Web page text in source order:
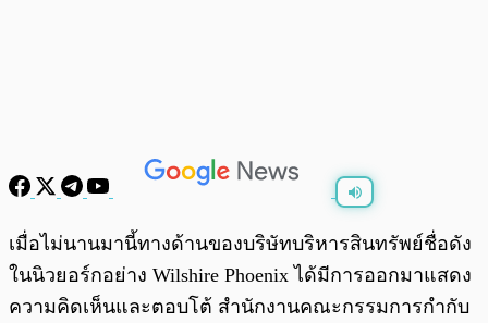
0:00/ 0:00
เมื่อไม่นานมานี้ทางด้านของบริษัทบริหารสินทรัพย์ชื่อดัง
ในนิวยอร์กอย่าง Wilshire Phoenix ได้มีการออกมาแสดง
ความคิดเห็นและตอบโต้ สำนักงานคณะกรรมการกำกับ